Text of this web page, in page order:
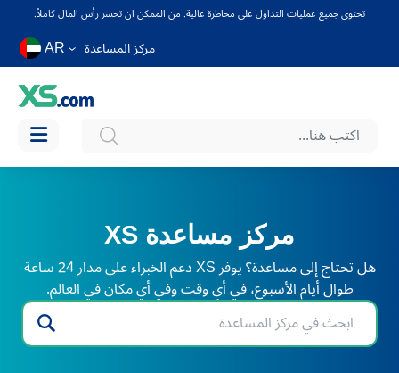
تحتوي جميع عمليات التداول على مخاطرة عالية. من الممكن ان تخسر رأس المال كاملاً.
مركز المساعدة AR
مركز مساعدة XS
هل تحتاج إلى مساعدة؟ يوفر XS دعم الخبراء على مدار 24 ساعة
طوال أيام الأسبوع، في أي وقت وفي أي مكان في العالم.